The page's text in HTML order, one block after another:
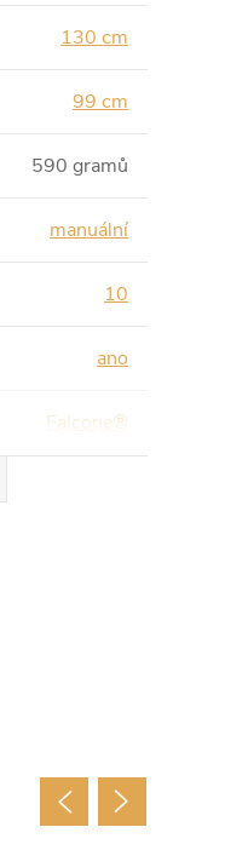
130 cm
99 cm
590 gramů
manuální
10
ano
Falcone®